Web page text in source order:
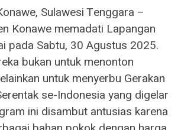
Sulawesi Tenggara –
Konawe memadati Lapangan
pada Sabtu, 30 Agustus 2025.
bukan untuk menonton
untuk menyerbu Gerakan
se-Indonesia yang digelar
ini disambut antusias karena